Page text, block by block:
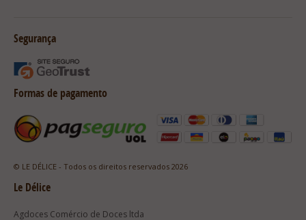
Segurança
Formas de pagamento
© LE DÉLICE - Todos os direitos reservados 2026
Le Délice
Agdoces Comércio de Doces ltda